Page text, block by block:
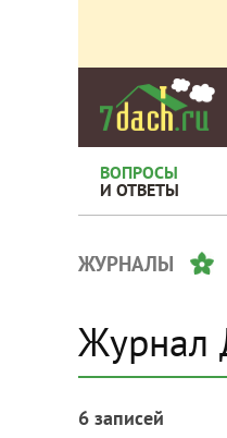
ВОПРОСЫ
И ОТВЕТЫ
ЖУРНАЛЫ
Журнал
6 записей